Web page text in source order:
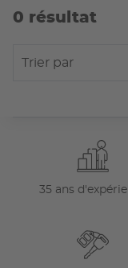
0 résultat
Trier par
35 ans